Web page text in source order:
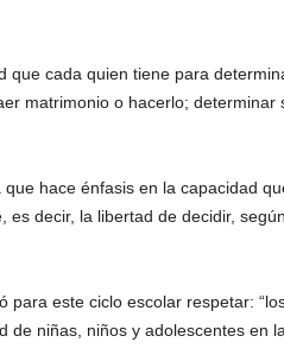
que cada quien tiene para
matrimonio o hacerlo; determinar
hace énfasis en la capacidad
es decir, la libertad de decidir,
para este ciclo escolar respetar:
de niñas, niños y adolescentes en